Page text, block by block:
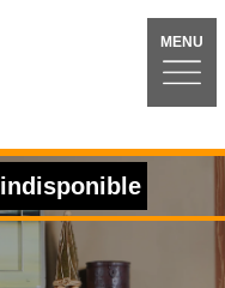
MENU
indisponible